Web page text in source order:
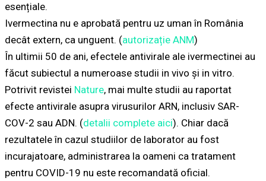
esențiale.
Ivermectina nu e aprobată pentru uz uman în România
decât extern, ca unguent. (autorizație ANM)
În ultimii 50 de ani, efectele antivirale ale ivermectinei au
făcut subiectul a numeroase studii in vivo și in vitro.
Potrivit revistei Nature, mai multe studii au raportat
efecte antivirale asupra virusurilor ARN, inclusiv SAR-
COV-2 sau ADN. (detalii complete aici). Chiar dacă
rezultatele în cazul studiilor de laborator au fost
incurajatoare, administrarea la oameni ca tratament
pentru COVID-19 nu este recomandată oficial.